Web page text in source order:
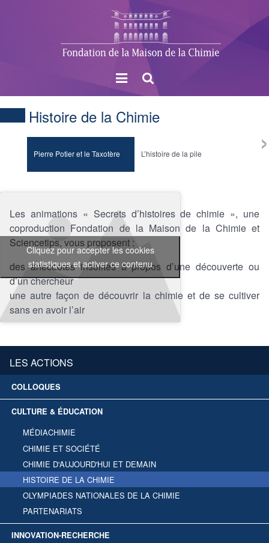
MenuRechercher
Histoire de la Chimie
Pierre Potier et le Taxotère L’histoire de la pile ›
Cliquez pour accepter les cookies
statistiques et activer ce contenu
Les animations « Secrets d’histoires de chimie », une
coproduction Fondation de la Maison de la Chimie et
Sciencetips, vous proposent :
des anecdotes insolites à propos d’une découverte ou
d’un chercheur
une autre façon de découvrir la chimie et de se cultiver
sans en avoir l’air
LES ACTIONS
COLLOQUES
CULTURE & ÉDUCATION
MÉDIACHIMIE
CHIMIE ET SOCIÉTÉ
CHIMIE D'AUJOURD'HUI ET DEMAIN
HISTOIRE DE LA CHIMIE
OLYMPIADES NATIONALES DE LA CHIMIE
PARTENARIATS
INNOVATION-RECHERCHE